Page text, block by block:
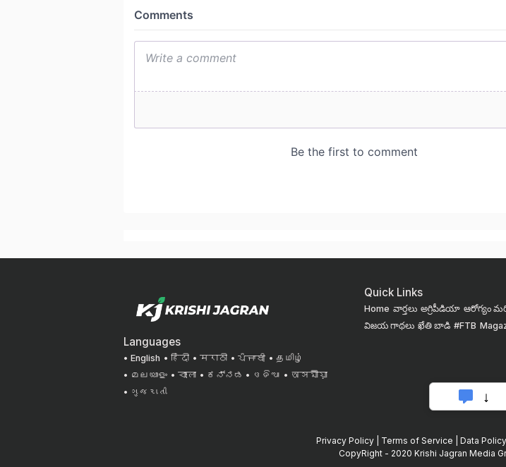
Languages
English हिंदी मराठी ਪੰਜਾਬੀ
தமிழ்
മലയാളം
বাংলা ಕನ್ನಡ ଓଡିଆ
অসমীয়া
ગુજરાતી
Quick Links
Home వార్తలు అగ్రిపీడియా ఆరోగ్యం
విజయ గాథలు ఖేతి బాడి #FTB
Privacy Policy| Terms of Service Data Policy
CopyRight - 2020 Krishi Jagran Media